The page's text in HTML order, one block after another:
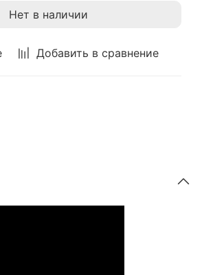
Добавить в сравнение
Нет в наличии